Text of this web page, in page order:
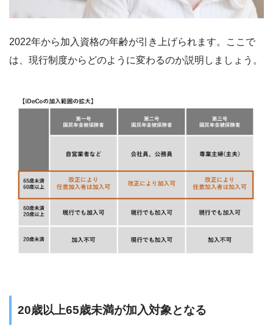
2022年から加入資格の年齢が引き上げられます。ここで
は、現行制度からどのように変わるのか説明しましょう。
20歳以上65歳未満が加入対象となる